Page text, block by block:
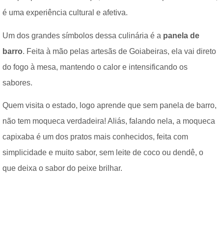
é uma experiência cultural e afetiva.
Um dos grandes símbolos dessa culinária é a panela de
barro. Feita à mão pelas artesãs de Goiabeiras, ela vai direto
do fogo à mesa, mantendo o calor e intensificando os
sabores.
Quem visita o estado, logo aprende que sem panela de barro,
não tem moqueca verdadeira! Aliás, falando nela, a moqueca
capixaba é um dos pratos mais conhecidos, feita com
simplicidade e muito sabor, sem leite de coco ou dendê, o
que deixa o sabor do peixe brilhar.